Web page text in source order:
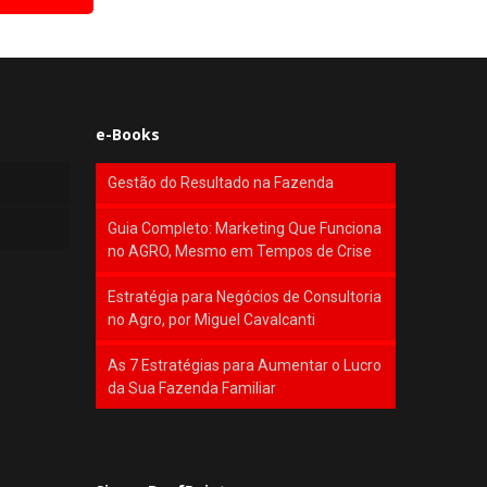
e-Books
Gestão do Resultado na Fazenda
Guia Completo: Marketing Que Funciona
no AGRO, Mesmo em Tempos de Crise
Estratégia para Negócios de Consultoria
no Agro, por Miguel Cavalcanti
As 7 Estratégias para Aumentar o Lucro
da Sua Fazenda Familiar